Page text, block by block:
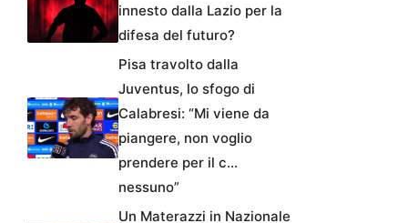
innesto dalla Lazio per la
difesa del futuro?
Pisa travolto dalla
Juventus, lo sfogo di
Calabresi: “Mi viene da
piangere, non voglio
prendere per il c…
nessuno”
Un Materazzi in Nazionale